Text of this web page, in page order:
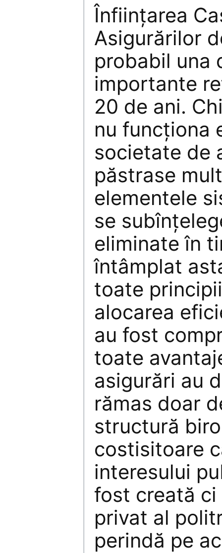
Înfiinţarea
Asigurărilor
probabil una
importante
20 de ani.
nu funcţiona
societate de
păstrase
elementele
se
eliminate în
întâmplat
toate
alocarea
au fost
toate
asigurări au
rămas doar
structură
costisitoare
interesului
fost creată
privat al
perindă pe